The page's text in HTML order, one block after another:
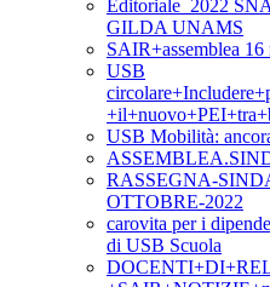
Editoriale_2022
GILDA UNAMS
SAIR+assemblea 16
USB
USB Mobilità:
RASSEGNA-
OTTOBRE-2022
carovita per i
di USB Scuola